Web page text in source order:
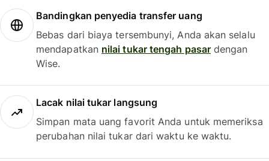
Bandingkan penyedia transfer uang
Bebas dari biaya tersembunyi, Anda akan selalu
mendapatkan nilai tukar tengah pasardengan
Wise.
Lacak nilai tukar langsung
Simpan mata uang favorit Anda untuk memeriksa
perubahan nilai tukar dari waktu ke waktu.